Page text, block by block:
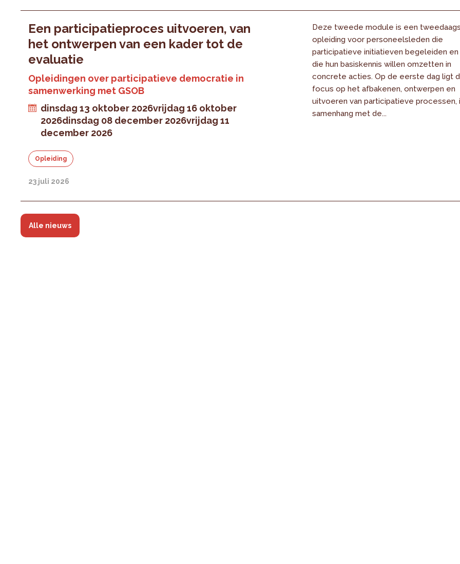
Een participatieproces uitvoeren, van
het ontwerpen van een kader tot de
evaluatie
Opleidingen over participatieve democratie in
samenwerking met GSOB
dinsdag 13 oktober 2026vrijdag 16 oktober
2026dinsdag 08 december 2026vrijdag 11
december 2026
Opleiding
23 juli 2026
Deze tweede module is een
opleiding voor personeelsleden die
participatieve initiatieven begeleiden en
die hun basiskennis willen omzetten in
concrete acties. Op de eerste dag ligt
focus op het afbakenen, ontwerpen en
uitvoeren van participatieve processen,
samenhang met de...
Alle nieuws